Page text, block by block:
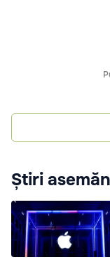
Știri